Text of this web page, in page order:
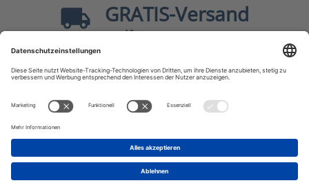
GRATIS-Versand
40
Sicher dank SSL
* Alle Preiseinkl. MwSt., zzgl.Versandkosten